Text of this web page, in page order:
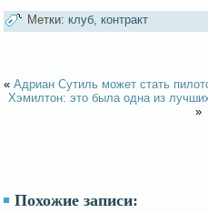
Метки: клуб, контракт
« Адриан Сутиль может стать
Хэмилтон: это была одна из
»
Похожие записи: